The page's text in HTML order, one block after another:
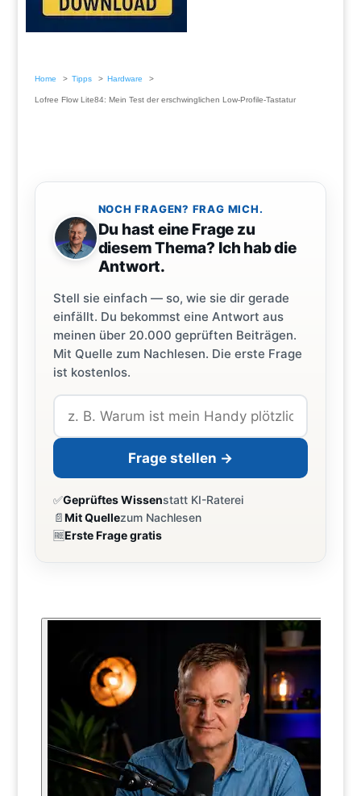
Home Tipps Hardware
Lofree Flow Lite84: Mein Test der erschwinglichen Low-Profile-Tastatur
NOCH FRAGEN? FRAG MICH.
Du hast eine Frage zu
diesem Thema? Ich hab die
Antwort.
Stell sie einfach — so, wie sie dir gerade
einfällt. Du bekommst eine Antwort aus
meinen über 20.000 geprüften Beiträgen.
Mit Quelle zum Nachlesen. Die erste Frage
ist kostenlos.
Frage stellen →
✅Geprüftes Wissenstatt KI-Raterei
📄Mit Quellezum Nachlesen
🆓Erste Frage gratis